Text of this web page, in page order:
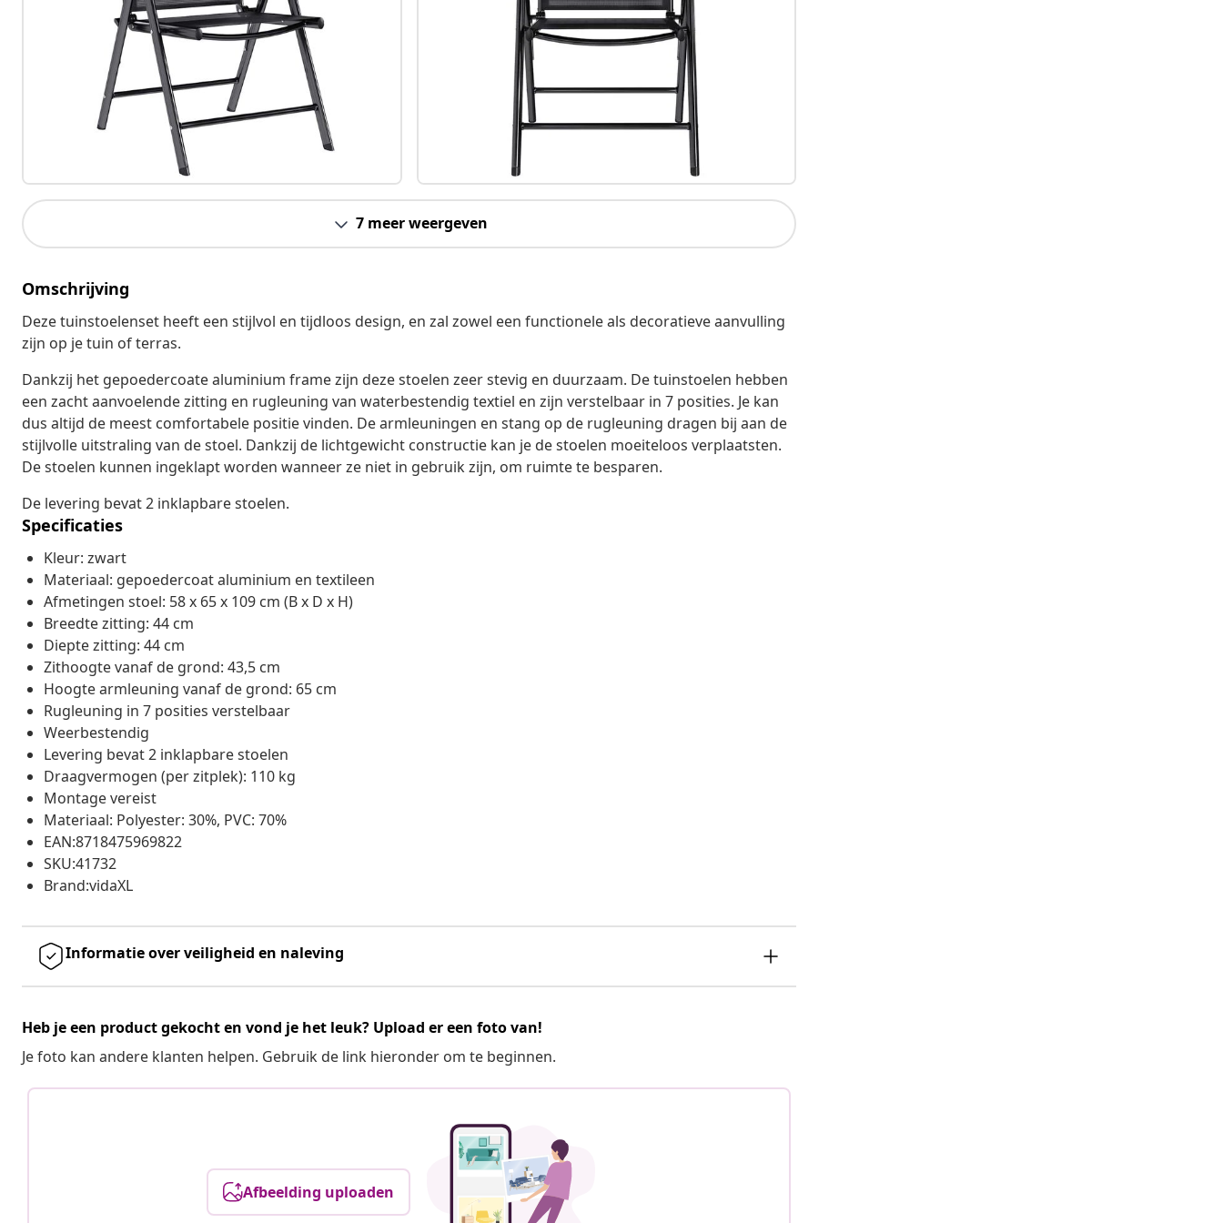
7 meer weergeven
Omschrijving
Deze tuinstoelenset heeft een stijlvol en tijdloos design, en zal zowel een functionele als decoratieve aanvulling
zijn op je tuin of terras.
Dankzij het gepoedercoate aluminium frame zijn deze stoelen zeer stevig en duurzaam. De tuinstoelen hebben
een zacht aanvoelende zitting en rugleuning van waterbestendig textiel en zijn verstelbaar in 7 posities. Je kan
dus altijd de meest comfortabele positie vinden. De armleuningen en stang op de rugleuning dragen bij aan de
stijlvolle uitstraling van de stoel. Dankzij de lichtgewicht constructie kan je de stoelen moeiteloos verplaatsten.
De stoelen kunnen ingeklapt worden wanneer ze niet in gebruik zijn, om ruimte te besparen.
De levering bevat 2 inklapbare stoelen.
Specificaties
Kleur: zwart
Materiaal: gepoedercoat aluminium en textileen
Afmetingen stoel: 58 x 65 x 109 cm (B x D x H)
Breedte zitting: 44 cm
Diepte zitting: 44 cm
Zithoogte vanaf de grond: 43,5 cm
Hoogte armleuning vanaf de grond: 65 cm
Rugleuning in 7 posities verstelbaar
Weerbestendig
Levering bevat 2 inklapbare stoelen
Draagvermogen (per zitplek): 110 kg
Montage vereist
Materiaal: Polyester: 30%, PVC: 70%
EAN:8718475969822
SKU:41732
Brand:vidaXL
Informatie over veiligheid en naleving
Heb je een product gekocht en vond je het leuk? Upload er een foto van!
Je foto kan andere klanten helpen. Gebruik de link hieronder om te beginnen.
Afbeelding uploaden